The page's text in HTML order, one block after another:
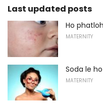
Last updated posts
Ho
MATERNITY
Soda le
MATERNITY